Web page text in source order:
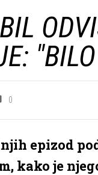
0
epizod
kako je